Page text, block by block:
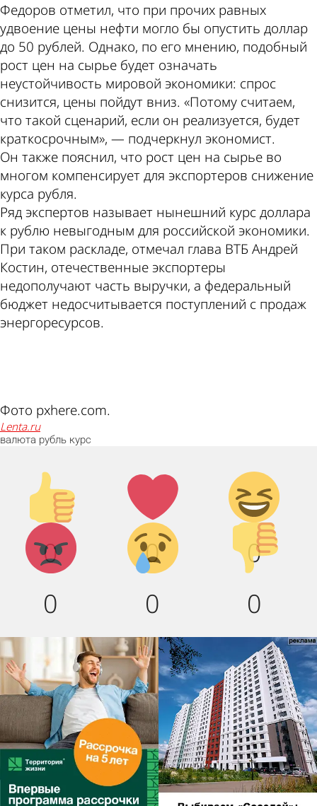
Федоров отметил, что при прочих равных
удвоение цены нефти могло бы опустить доллар
до 50 рублей. Однако, по его мнению, подобный
рост цен на сырье будет означать
неустойчивость мировой экономики: спрос
снизится, цены пойдут вниз. «Потому считаем,
что такой сценарий, если он реализуется, будет
краткосрочным», — подчеркнул экономист.
Он также пояснил, что рост цен на сырье во
многом компенсирует для экспортеров снижение
курса рубля.
Ряд экспертов называет нынешний курс доллара
к рублю невыгодным для российской экономики.
При таком раскладе, отмечал глава ВТБ Андрей
Костин, отечественные экспортеры
недополучают часть выручки, а федеральный
бюджет недосчитывается поступлений с продаж
энергоресурсов.
Фото pxhere.com.
lenta.ru
валюта рубль курс
Палец
вверх!
0
Лайк!
0
Дикий
смех!
0
Агрессия!
0
Грусть :
(
0
Палец
вниз!
0